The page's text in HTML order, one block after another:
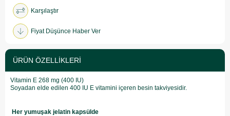
Karşılaştır
Fiyat Düşünce Haber Ver
ÜRÜN ÖZELLIKLERI
Vitamin E 268 mg (400 IU)
Soyadan elde edilen 400 IU E vitamini içeren besin takviyesidir.
Her yumuşak jelatin kapsülde